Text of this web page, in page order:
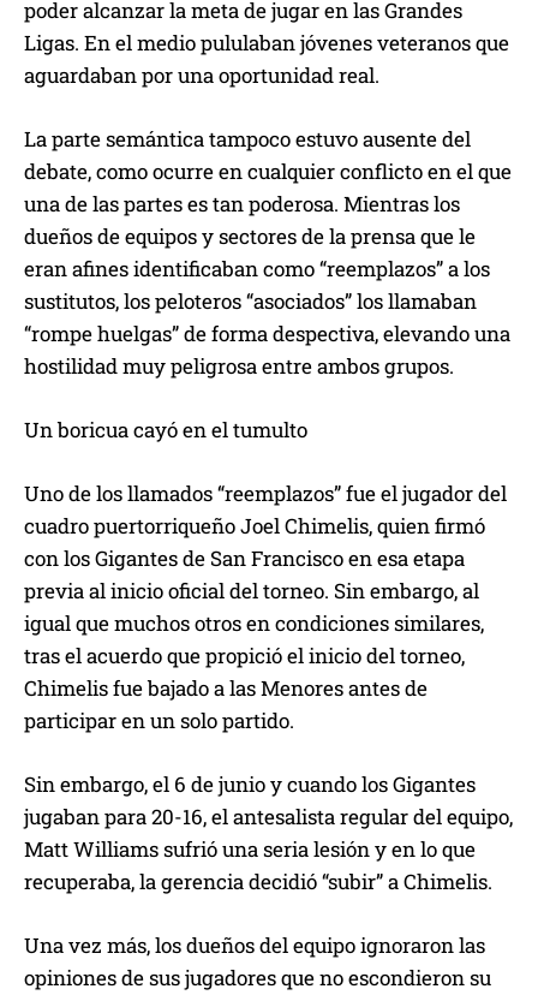
poder alcanzar la meta de jugar en las Grandes
Ligas. En el medio pululaban jóvenes veteranos que
aguardaban por una oportunidad real.
La parte semántica tampoco estuvo ausente del
debate, como ocurre en cualquier conflicto en el que
una de las partes es tan poderosa. Mientras los
dueños de equipos y sectores de la prensa que le
eran afines identificaban como “reemplazos” a los
sustitutos, los peloteros “asociados” los llamaban
“rompe huelgas” de forma despectiva, elevando una
hostilidad muy peligrosa entre ambos grupos.
Un boricua cayó en el tumulto
Uno de los llamados “reemplazos” fue el jugador del
cuadro puertorriqueño Joel Chimelis, quien firmó
con los Gigantes de San Francisco en esa etapa
previa al inicio oficial del torneo. Sin embargo, al
igual que muchos otros en condiciones similares,
tras el acuerdo que propició el inicio del torneo,
Chimelis fue bajado a las Menores antes de
participar en un solo partido.
Sin embargo, el 6 de junio y cuando los Gigantes
jugaban para 20-16, el antesalista regular del equipo,
Matt Williams sufrió una seria lesión y en lo que
recuperaba, la gerencia decidió “subir” a Chimelis.
Una vez más, los dueños del equipo ignoraron las
opiniones de sus jugadores que no escondieron su